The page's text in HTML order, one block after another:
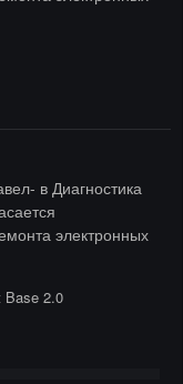
в Диагностика
электронных
Base 2.0